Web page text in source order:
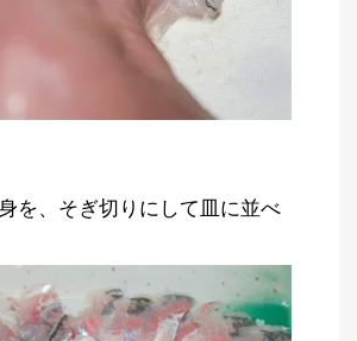
を、そぎ切りにして皿に並べ